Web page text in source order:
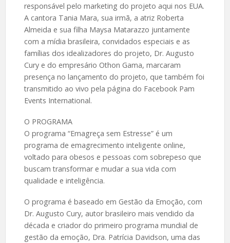
responsável pelo marketing do projeto aqui nos EUA.
A cantora Tania Mara, sua irmã, a atriz Roberta
Almeida e sua filha Maysa Matarazzo juntamente
com a mídia brasileira, convidados especiais e as
famílias dos idealizadores do projeto, Dr. Augusto
Cury e do empresário Othon Gama, marcaram
presença no lançamento do projeto, que também foi
transmitido ao vivo pela página do Facebook Pam
Events International.
O PROGRAMA
O programa “Emagreça sem Estresse” é um
programa de emagrecimento inteligente online,
voltado para obesos e pessoas com sobrepeso que
buscam transformar e mudar a sua vida com
qualidade e inteligência.
O programa é baseado em Gestão da Emoção, com
Dr. Augusto Cury, autor brasileiro mais vendido da
década e criador do primeiro programa mundial de
gestão da emoção, Dra. Patrícia Davidson, uma das